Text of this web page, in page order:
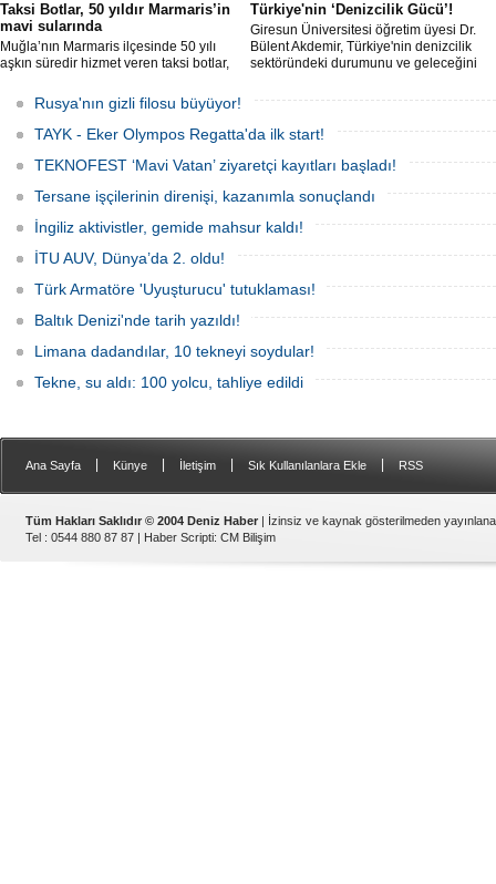
Taksi Botlar, 50 yıldır Marmaris’in
mavi sularında
Muğla’nın Marmaris ilçesinde 50 yılı
aşkın süredir hizmet veren taksi botlar,
amacıyla kullanılmaya devam ediyor.
Türkiye'nin ‘Denizcilik Gücü’!
Giresun Üniversitesi öğretim üyesi Dr.
Bülent Akdemir, Türkiye'nin denizcilik
sektöründeki durumunu ve geleceğini
Rusya'nın gizli filosu büyüyor!
TAYK - Eker Olympos Regatta'da ilk start!
TEKNOFEST ‘Mavi Vatan’ ziyaretçi kayıtları başladı!
Tersane işçilerinin direnişi, kazanımla sonuçlandı
İngiliz aktivistler, gemide mahsur kaldı!
İTU AUV, Dünya’da 2. oldu!
Türk Armatöre 'Uyuşturucu' tutuklaması!
Baltık Denizi'nde tarih yazıldı!
Limana dadandılar, 10 tekneyi soydular!
Tekne, su aldı: 100 yolcu, tahliye edildi
Ana Sayfa Künye İletişim Sık Kullanılanlara Ekle RSS
Tüm Hakları Saklıdır © 2004 Deniz Haber | İzinsiz ve kaynak gösterilmeden
Tel : 0544 880 87 87 | Haber Scripti: CM Bilişim